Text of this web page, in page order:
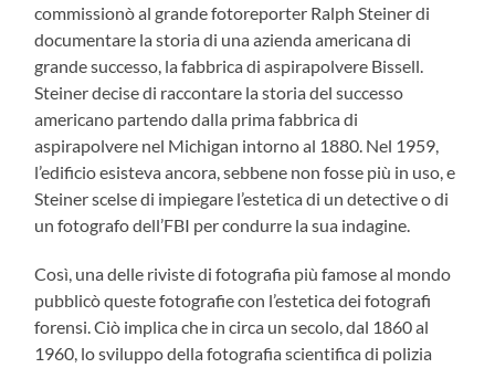
commissionò al grande fotoreporter Ralph Steiner di
documentare la storia di una azienda americana di
grande successo, la fabbrica di aspirapolvere Bissell.
Steiner decise di raccontare la storia del successo
americano partendo dalla prima fabbrica di
aspirapolvere nel Michigan intorno al 1880. Nel 1959,
l’edificio esisteva ancora, sebbene non fosse più in uso, e
Steiner scelse di impiegare l’estetica di un detective o di
un fotografo dell’FBI per condurre la sua indagine.
Così, una delle riviste di fotografia più famose al mondo
pubblicò queste fotografie con l’estetica dei fotografi
forensi. Ciò implica che in circa un secolo, dal 1860 al
1960, lo sviluppo della fotografia scientifica di polizia